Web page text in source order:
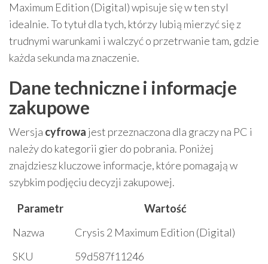
Maximum Edition (Digital) wpisuje się w ten styl
idealnie. To tytuł dla tych, którzy lubią mierzyć się z
trudnymi warunkami i walczyć o przetrwanie tam, gdzie
każda sekunda ma znaczenie.
Dane techniczne i informacje
zakupowe
Wersja cyfrowa jest przeznaczona dla graczy na PC i
należy do kategorii gier do pobrania. Poniżej
znajdziesz kluczowe informacje, które pomagają w
szybkim podjęciu decyzji zakupowej.
Parametr
Wartość
Nazwa
Crysis 2 Maximum Edition (Digital)
SKU
59d587f11246